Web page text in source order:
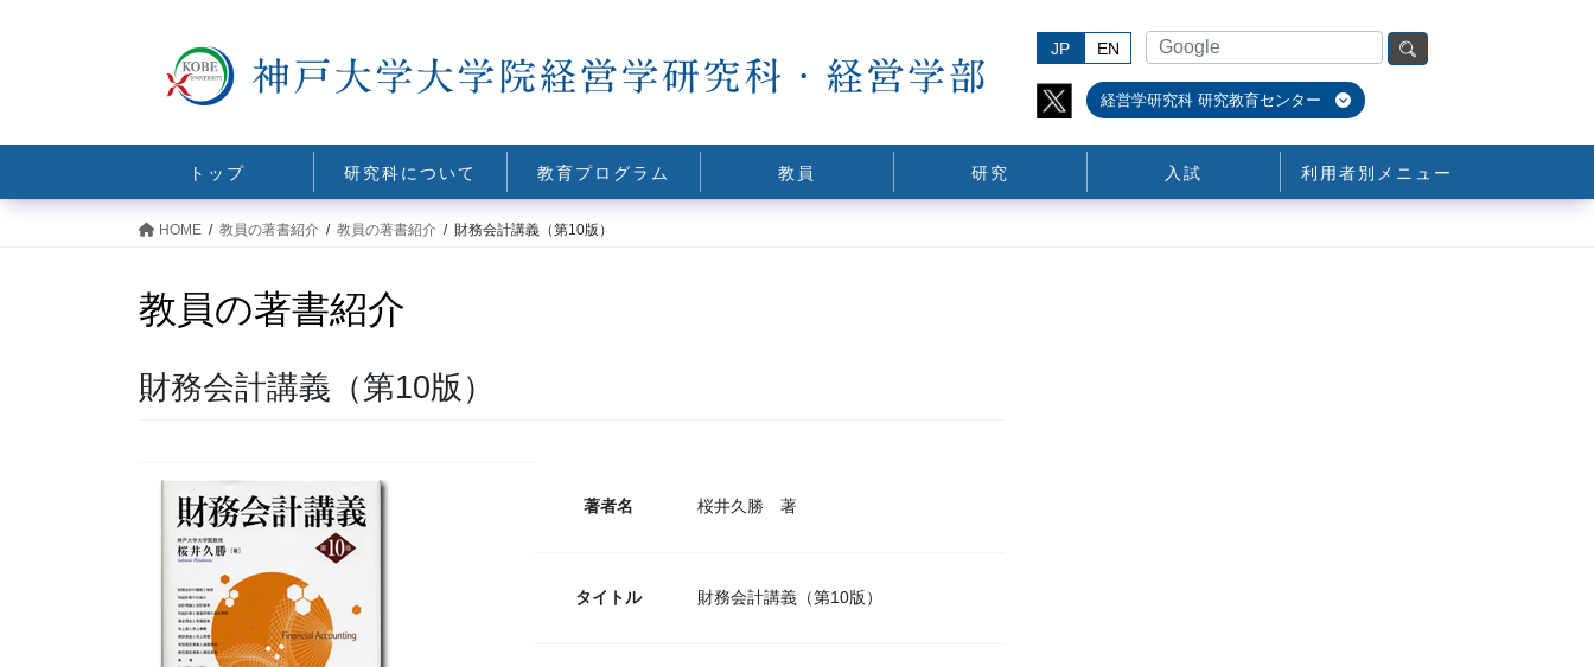
JP EN
経営学研究科 研究教育センター
トップ 研究科について 教育プログラム 教員 研究 入試 利用者別メニュー
HOME 教員の著書紹介 教員の著書紹介 財務会計講義（第10版）
教員の著書紹介
財務会計講義（第10版）
著者名 桜井久勝 著
タイトル 財務会計講義（第10版）